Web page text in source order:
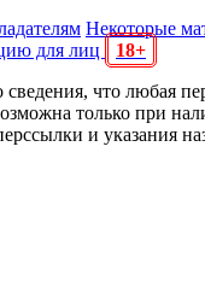
Некоторые
для лиц
18+
что любая
только при
и указания